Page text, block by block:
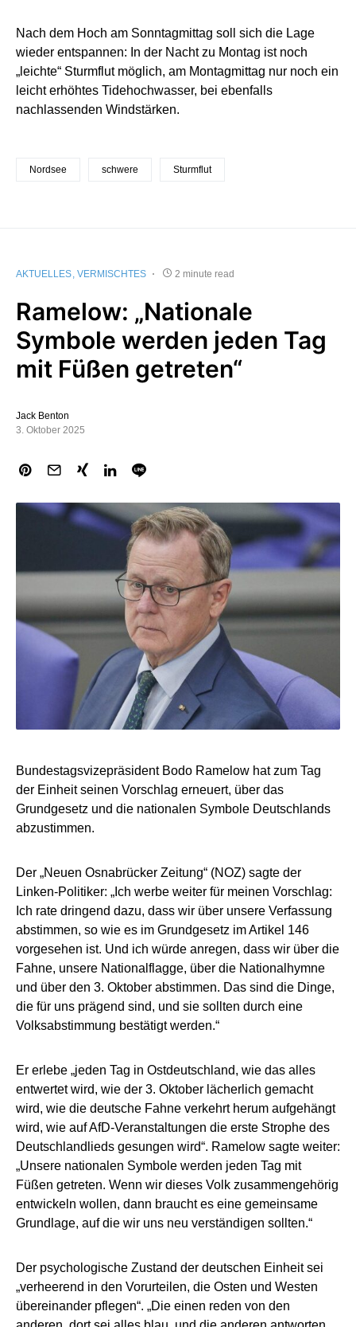
Nach dem Hoch am Sonntagmittag soll sich die Lage
wieder entspannen: In der Nacht zu Montag ist noch
„leichte“ Sturmflut möglich, am Montagmittag nur noch ein
leicht erhöhtes Tidehochwasser, bei ebenfalls
nachlassenden Windstärken.
Nordsee schwere Sturmflut
AKTUELLES VERMISCHTES 2 minute read
Ramelow: „Nationale
Symbole werden jeden Tag
mit Füßen getreten“
Jack Benton
3. Oktober 2025
Bundestagsvizepräsident Bodo Ramelow hat zum Tag
der Einheit seinen Vorschlag erneuert, über das
Grundgesetz und die nationalen Symbole Deutschlands
abzustimmen.
Der „Neuen Osnabrücker Zeitung“ (NOZ) sagte der
Linken-Politiker: „Ich werbe weiter für meinen Vorschlag:
Ich rate dringend dazu, dass wir über unsere Verfassung
abstimmen, so wie es im Grundgesetz im Artikel 146
vorgesehen ist. Und ich würde anregen, dass wir über die
Fahne, unsere Nationalflagge, über die Nationalhymne
und über den 3. Oktober abstimmen. Das sind die Dinge,
die für uns prägend sind, und sie sollten durch eine
Volksabstimmung bestätigt werden.“
Er erlebe „jeden Tag in Ostdeutschland, wie das alles
entwertet wird, wie der 3. Oktober lächerlich gemacht
wird, wie die deutsche Fahne verkehrt herum aufgehängt
wird, wie auf AfD-Veranstaltungen die erste Strophe des
Deutschlandlieds gesungen wird“. Ramelow sagte weiter:
„Unsere nationalen Symbole werden jeden Tag mit
Füßen getreten. Wenn wir dieses Volk zusammengehörig
entwickeln wollen, dann braucht es eine gemeinsame
Grundlage, auf die wir uns neu verständigen sollten.“
Der psychologische Zustand der deutschen Einheit sei
„verheerend in den Vorurteilen, die Osten und Westen
übereinander pflegen“. „Die einen reden von den